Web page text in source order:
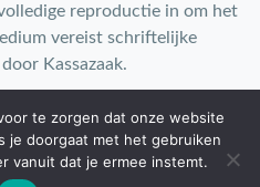
reproductie in om het
vereist schriftelijke
Kassazaak.
te zorgen dat onze website
je doorgaat met het gebruiken
vanuit dat je ermee instemt.